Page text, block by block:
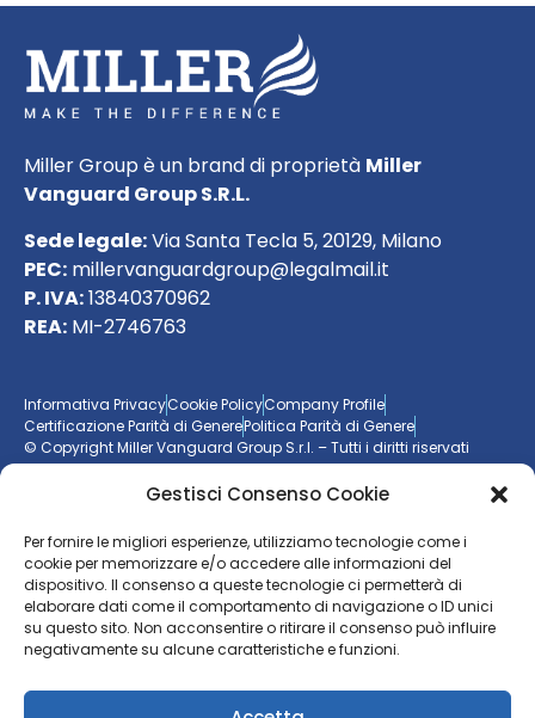
Gestisci Consenso Cookie
Per fornire le migliori esperienze, utilizziamo tecnologie come i
cookie per memorizzare e/o accedere alle informazioni del
dispositivo. Il consenso a queste tecnologie ci permetterà di
elaborare dati come il comportamento di navigazione o ID unici
su questo sito. Non acconsentire o ritirare il consenso può influire
negativamente su alcune caratteristiche e funzioni.
Miller Group è un brand di proprietà Miller
Vanguard Group S.R.L.
Sede legale:Via Santa Tecla 5, 20129, Milano
PEC: millervanguardgroup@legalmail.it
P. IVA:13840370962
REA: MI-2746763
Informativa PrivacyCookie PolicyCompany Profile
Certificazione Parità di GenerePolitica Parità di Genere
© Copyright Miller Vanguard Group S.r.l. – Tutti i diritti riservati
Vuoi essere aggiornato sul mondo delle imprese?
Resta sempre un passo avanti con la nostranewsletter
ISCRIVITI ALLA NEWSLETTER